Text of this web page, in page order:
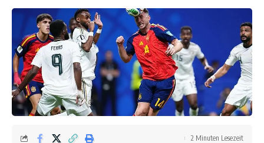
2 Minuten Lesezeit